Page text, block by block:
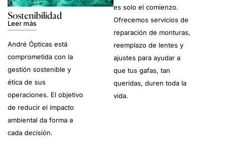
Sostenibilidad
Leer más
André Ópticas está
comprometida con la
gestión sostenible y
ética de sus
operaciones. El objetivo
de reducir el impacto
ambiental da forma a
cada decisión.
es solo el comienzo.
Ofrecemos servicios de
reparación de monturas,
reemplazo de lentes y
ajustes para ayudar a
que tus gafas, tan
queridas, duren toda la
vida.